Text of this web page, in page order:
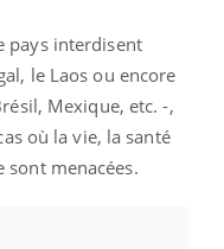
pays interdisent
le Laos ou encore
Mexique, etc. -,
où la vie, la santé
sont menacées.